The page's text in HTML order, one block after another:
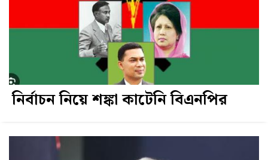
নির্বাচন নিয়ে শঙ্কা কাটেনি বিএনপির